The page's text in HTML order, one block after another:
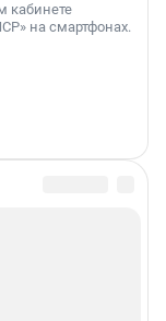
кабинете
на смартфонах.